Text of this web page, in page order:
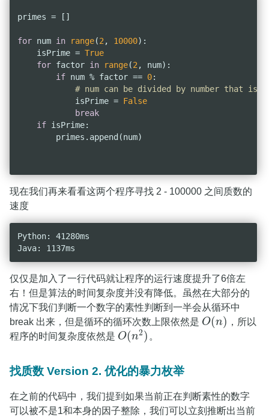
primes = []
for num in range(2 , 10000):
    isPrime =
True
for factor in range(2 , num):
if num % factor == 0:
# num can be divided by number that
            isPrime =
False
break
if isPrime:
        primes.append(num)
现在我们再来看看这两个程序寻找 2 - 100000 之间质数的
速度
Python: 41280ms
仅仅是加入了一行代码就让程序的运行速度提升了6倍左
右！但是算法的时间复杂度并没有降低。虽然在大部分的
情况下我们判断一个数字的素性判断到一半会从循环中
break 出来，但是循环的循环次数上限依然是 O(n)
O(n)
，所以
程序的时间复杂度依然是 O(n2)
O(n2) 。
找质数 Version 2. 优化的暴力枚举
在之前的代码中，我们提到如果当前正在判断素性的数字
可以被不是1和本身的因子整除，我们可以立刻推断出当前